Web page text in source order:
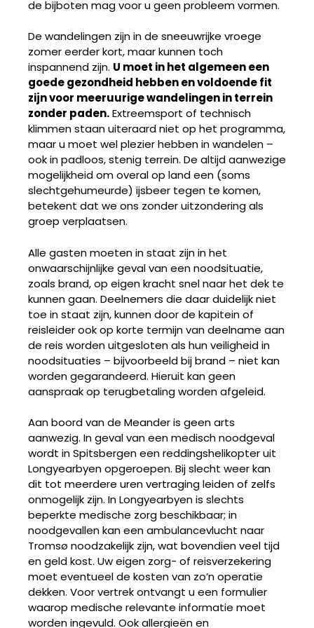
de bijboten mag voor u geen probleem vormen.
De wandelingen zijn in de sneeuwrijke vroege
zomer eerder kort, maar kunnen toch
inspannend zijn. U moet in het algemeen een
goede gezondheid hebben en voldoende fit
zijn voor meeruurige wandelingen in terrein
zonder paden.Extreemsport of technisch
klimmen staan uiteraard niet op het programma,
maar u moet wel plezier hebben in wandelen –
ook in padloos, stenig terrein. De altijd aanwezige
mogelijkheid om overal op land een (soms
slechtgehumeurde) ijsbeer tegen te komen,
betekent dat we ons zonder uitzondering als
groep verplaatsen.
Alle gasten moeten in staat zijn in het
onwaarschijnlijke geval van een noodsituatie,
zoals brand, op eigen kracht snel naar het dek te
kunnen gaan. Deelnemers die daar duidelijk niet
toe in staat zijn, kunnen door de kapitein of
reisleider ook op korte termijn van deelname aan
de reis worden uitgesloten als hun veiligheid in
noodsituaties – bijvoorbeeld bij brand – niet kan
worden gegarandeerd. Hieruit kan geen
aanspraak op terugbetaling worden afgeleid.
Aan boord van de Meander is geen arts
aanwezig. In geval van een medisch noodgeval
wordt in Spitsbergen een reddingshelikopter uit
Longyearbyen opgeroepen. Bij slecht weer kan
dit tot meerdere uren vertraging leiden of zelfs
onmogelijk zijn. In Longyearbyen is slechts
beperkte medische zorg beschikbaar; in
noodgevallen kan een ambulancevlucht naar
Tromsø noodzakelijk zijn, wat bovendien veel tijd
en geld kost. Uw eigen zorg- of reisverzekering
moet eventueel de kosten van zo’n operatie
dekken. Voor vertrek ontvangt u een formulier
waarop medische relevante informatie moet
worden ingevuld. Ook allergieën en